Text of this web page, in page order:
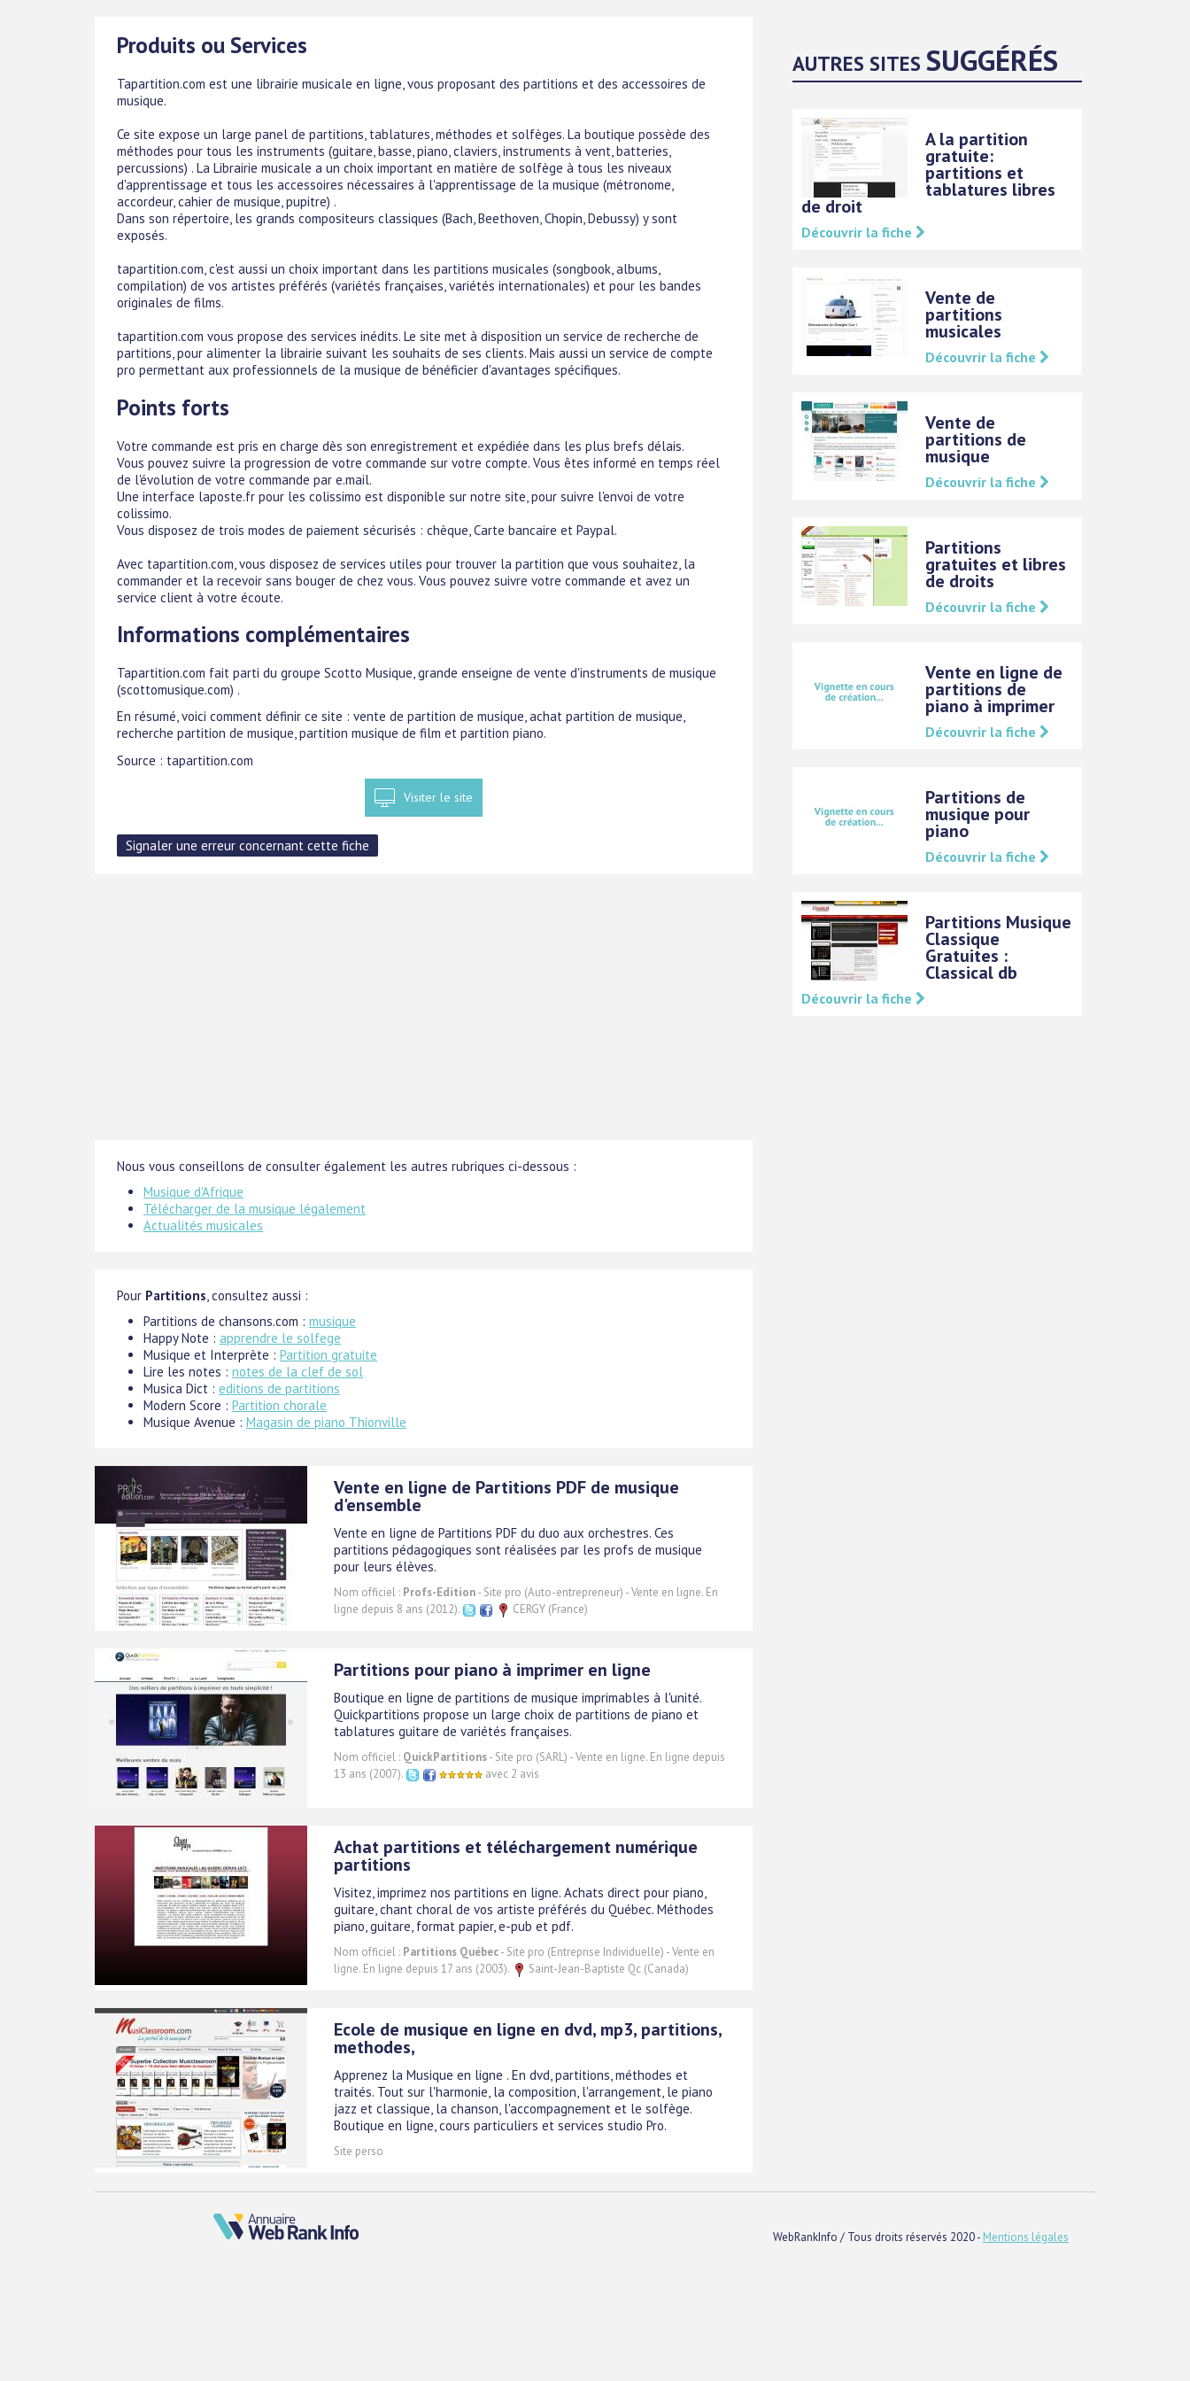
Produits ou Services
Tapartition.com est une librairie musicale en ligne, vous proposant des partitions et des accessoires de
musique.
Ce site expose un large panel de partitions, tablatures, méthodes et solfèges. La boutique possède des
méthodes pour tous les instruments (guitare, basse, piano, claviers, instruments à vent, batteries,
percussions) . La Librairie musicale a un choix important en matière de solfège à tous les niveaux
d'apprentissage et tous les accessoires nécessaires à l'apprentissage de la musique (métronome,
accordeur, cahier de musique, pupitre) .
Dans son répertoire, les grands compositeurs classiques (Bach, Beethoven, Chopin, Debussy) y sont
exposés.
tapartition.com, c'est aussi un choix important dans les partitions musicales (songbook, albums,
compilation) de vos artistes préférés (variétés françaises, variétés internationales) et pour les bandes
originales de films.
tapartition.com vous propose des services inédits. Le site met à disposition un service de recherche de
partitions, pour alimenter la librairie suivant les souhaits de ses clients. Mais aussi un service de compte
pro permettant aux professionnels de la musique de bénéficier d'avantages spécifiques.
Points forts
Votre commande est pris en charge dès son enregistrement et expédiée dans les plus brefs délais.
Vous pouvez suivre la progression de votre commande sur votre compte. Vous êtes informé en temps réel
de l'évolution de votre commande par e.mail.
Une interface laposte.fr pour les colissimo est disponible sur notre site, pour suivre l'envoi de votre
colissimo.
Vous disposez de trois modes de paiement sécurisés : chèque, Carte bancaire et Paypal.
Avec tapartition.com, vous disposez de services utiles pour trouver la partition que vous souhaitez, la
commander et la recevoir sans bouger de chez vous. Vous pouvez suivre votre commande et avez un
service client à votre écoute.
Informations complémentaires
Tapartition.com fait parti du groupe Scotto Musique, grande enseigne de vente d'instruments de musique
(scottomusique.com) .
En résumé, voici comment définir ce site : vente de partition de musique, achat partition de musique,
recherche partition de musique, partition musique de film et partition piano.
Source : tapartition.com
Visiter le site
Nous vous conseillons de consulter également les autres rubriques ci-dessous :
Musique d'Afrique
Télécharger de la musique légalement
Actualités musicales
Pour Partitions , consultez aussi :
Partitions de chansons.com : musique
Happy Note : apprendre le solfege
Musique et Interprète : Partition gratuite
Lire les notes : notes de la clef de sol
Musica Dict : editions de partitions
Modern Score : Partition chorale
Musique Avenue : Magasin de piano Thionville
Vente en ligne de Partitions PDF de musique
d'ensemble
Vente en ligne de Partitions PDF du duo aux orchestres. Ces
partitions pédagogiques sont réalisées par les profs de musique
pour leurs élèves.
Nom officiel : Profs-Edition- Site pro (Auto-entrepreneur) - Vente en ligne. En
ligne depuis 8 ans (2012).
CERGY (France)
Partitions pour piano à imprimer en ligne
Boutique en ligne de partitions de musique imprimables à l'unité.
Quickpartitions propose un large choix de partitions de piano et
tablatures guitare de variétés françaises.
Nom officiel : QuickPartitions- Site pro (SARL) - Vente en ligne. En ligne depuis
13 ans (2007).
avec 2 avis
Achat partitions et téléchargement numérique
partitions
Visitez, imprimez nos partitions en ligne. Achats direct pour piano,
guitare, chant choral de vos artiste préférés du Québec. Méthodes
piano, guitare, format papier, e-pub et pdf.
Nom officiel : Partitions Québec- Site pro (Entreprise Individuelle) - Vente en
ligne. En ligne depuis 17 ans (2003).
Saint-Jean-Baptiste Qc (Canada)
Ecole de musique en ligne en dvd, mp3, partitions,
methodes,
Apprenez la Musique en ligne . En dvd, partitions, méthodes et
traités. Tout sur l'harmonie, la composition, l'arrangement, le piano
jazz et classique, la chanson, l'accompagnement et le solfège.
Boutique en ligne, cours particuliers et services studio Pro.
Site perso
AUTRES SITESSUGGÉRÉS
A la partition
gratuite:
partitions et
tablatures libres
de droit
Découvrir la fiche
Vente de
partitions
musicales
Découvrir la fiche
Vente de
partitions de
musique
Découvrir la fiche
Partitions
gratuites et libres
de droits
Découvrir la fiche
Vente en ligne de
partitions de
piano à imprimer
Découvrir la fiche
Partitions de
musique pour
piano
Découvrir la fiche
Partitions Musique
Classique
Gratuites :
Classical db
Découvrir la fiche
WebRankInfo / Tous droits réservés 2020 - Mentions légales